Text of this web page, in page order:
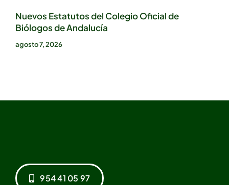
Nuevos Estatutos del Colegio Oficial de
Biólogos de Andalucía
agosto 7, 2026
954 41 05 97